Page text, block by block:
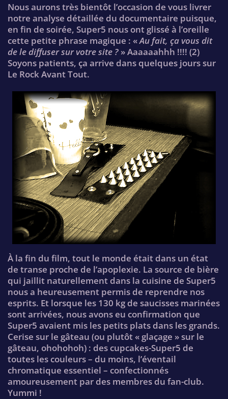
Nous aurons très bientôt l’occasion de vous livrer
notre analyse détaillée du documentaire puisque,
en fin de soirée, Super5 nous ont glissé à l’oreille
cette petite phrase magique : «Au fait, ça vous dit
de le diffuser sur votre site ? » Aaaaaahhh !!!! (2)
Soyons patients, ça arrive dans quelques jours sur
Le Rock Avant Tout.
À la fin du film, tout le monde était dans un état
de transe proche de l’apoplexie. La source de bière
qui jaillit naturellement dans la cuisine de Super5
nous a heureusement permis de reprendre nos
esprits. Et lorsque les 130 kg de saucisses marinées
sont arrivées, nous avons eu confirmation que
Super5 avaient mis les petits plats dans les grands.
Cerise sur le gâteau (ou plutôt « glaçage » sur le
gâteau, ohohohoh) : des cupcakes-Super5 de
toutes les couleurs – du moins, l’éventail
chromatique essentiel – confectionnés
amoureusement par des membres du fan-club.
Yummi !